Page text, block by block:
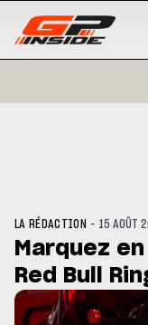
: Horaires et
du GP de Grande-
LA RÉDACTION - 15 AOÛT
Marquez
Red Bull